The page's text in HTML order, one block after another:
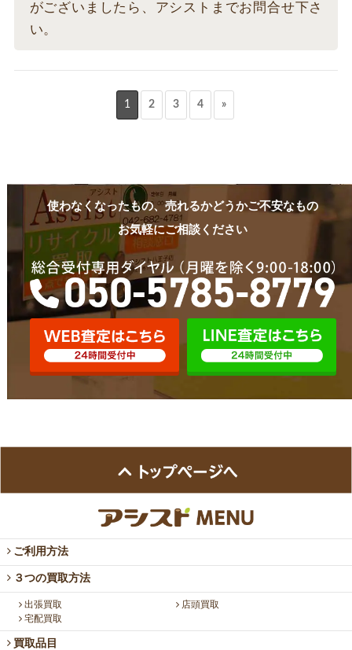
がございましたら、アシストまでお問合せ下さ
い。
1 2 3 4 »
使わなくなったもの、売れるかどうかご不安なもの
お気軽にご相談ください
ご利用方法
３つの買取方法
出張買取
店頭買取
宅配買取
買取品目